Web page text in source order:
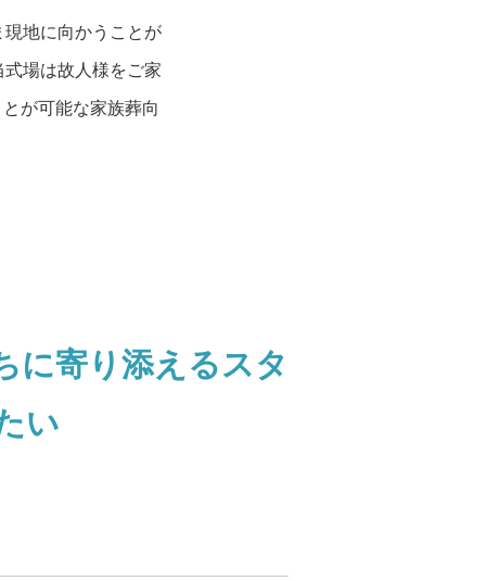
地に向かうことが
場は故人様をご家
が可能な家族葬向
に寄り添えるスタ
い